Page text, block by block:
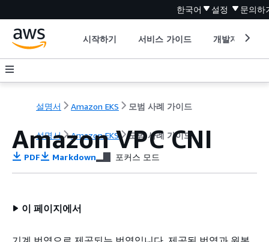
한국어 설정 문의하
시작하기 서비스 가이드 개발자 도구
설명서 Amazon EKS 모범 사례 가이드
설명서 Amazon EKS 모범 사례 가이드
Amazon VPC CNI
PDF Markdown 포커스 모드
이 페이지에서